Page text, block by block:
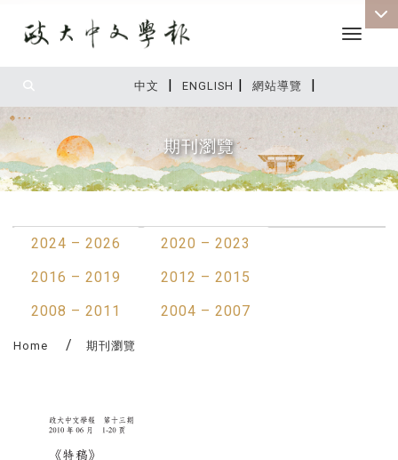
中文 | ENGLISH | 網站導覽 |
Toggle
期刊瀏覽
2024 – 2026
2020 – 2023
2016 – 2019
2012 – 2015
2008 – 2011
2004 – 2007
Home 期刊瀏覽